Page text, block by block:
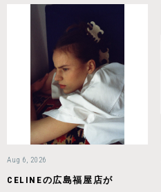
Aug 6, 2026
CELINEの広島福屋店が